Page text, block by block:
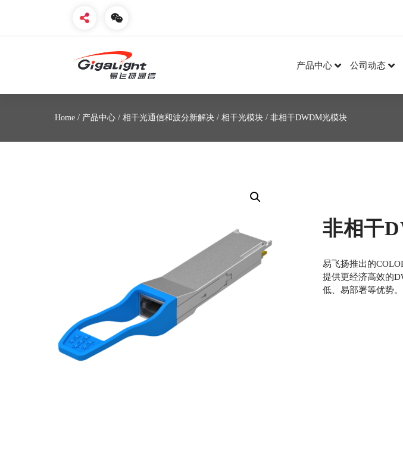
产品中心 公司动态
Home / 产品中心 / 相干光通信和波分新解决 / 相干光模块 / 非相干DWDM光模块
非相干
易飞扬推出的
提供更经济高效的
低、易部署等优势。